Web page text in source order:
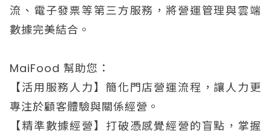
流、電子發票等第三方服務，將營運管理與雲端
數據完美結合。
MaiFood 幫助您：
【活用服務人力】簡化門店營運流程，讓人力更
專注於顧客體驗與關係經營。
【精準數據經營】打破憑感覺經營的盲點，掌握